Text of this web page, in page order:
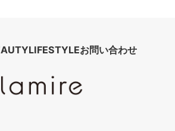
LIFESTYLEお問い合わせ